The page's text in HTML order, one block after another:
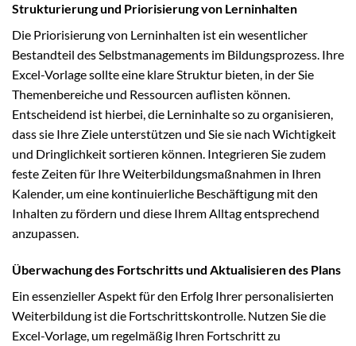
Strukturierung und Priorisierung von Lerninhalten
Die Priorisierung von Lerninhalten ist ein wesentlicher
Bestandteil des Selbstmanagements im Bildungsprozess. Ihre
Excel-Vorlage sollte eine klare Struktur bieten, in der Sie
Themenbereiche und Ressourcen auflisten können.
Entscheidend ist hierbei, die Lerninhalte so zu organisieren,
dass sie Ihre Ziele unterstützen und Sie sie nach Wichtigkeit
und Dringlichkeit sortieren können. Integrieren Sie zudem
feste Zeiten für Ihre Weiterbildungsmaßnahmen in Ihren
Kalender, um eine kontinuierliche Beschäftigung mit den
Inhalten zu fördern und diese Ihrem Alltag entsprechend
anzupassen.
Überwachung des Fortschritts und Aktualisieren des Plans
Ein essenzieller Aspekt für den Erfolg Ihrer personalisierten
Weiterbildung ist die Fortschrittskontrolle. Nutzen Sie die
Excel-Vorlage, um regelmäßig Ihren Fortschritt zu